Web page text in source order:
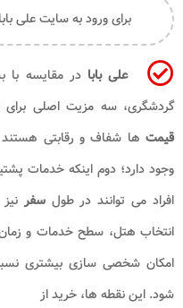
برای ورود به سایت علی
علی بابادر مقایسه
گردشگری، سه مزیت اصلی برای
قیمت ها شفاف و رقابتی
افراد می توانند در طولسفر
انتخاب هتل، سطح خدمات و
امکان شخصی سازی بیشتری
شود. این نقطه ها، خرید از